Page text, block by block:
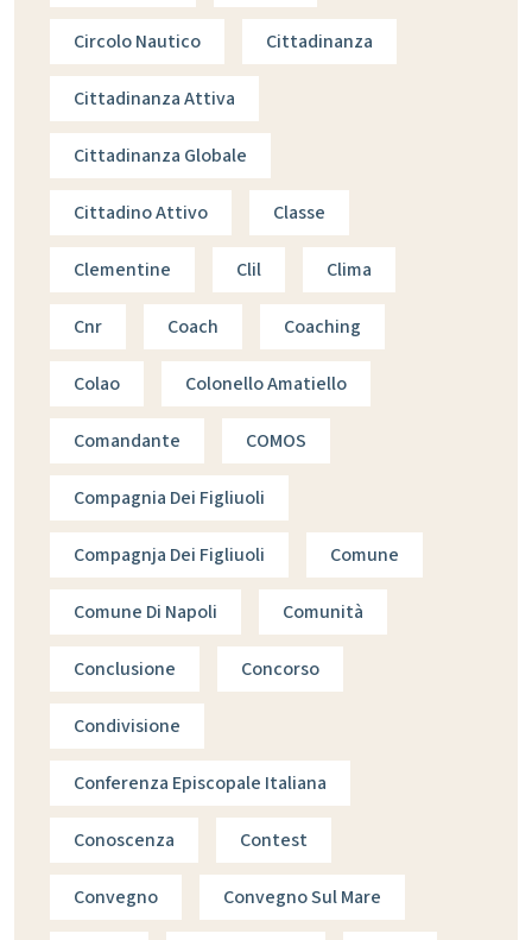
Circolo Nautico Cittadinanza
Cittadinanza Attiva
Cittadinanza Globale
Cittadino Attivo Classe
Clementine Clil Clima
Cnr Coach Coaching
Colao Colonello Amatiello
Comandante COMOS
Compagnia Dei Figliuoli
Compagnja Dei Figliuoli Comune
Comune Di Napoli Comunità
Conclusione Concorso
Condivisione
Conferenza Episcopale Italiana
Conoscenza Contest
Convegno Convegno Sul Mare